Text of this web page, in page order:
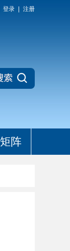
登录 注册
阵